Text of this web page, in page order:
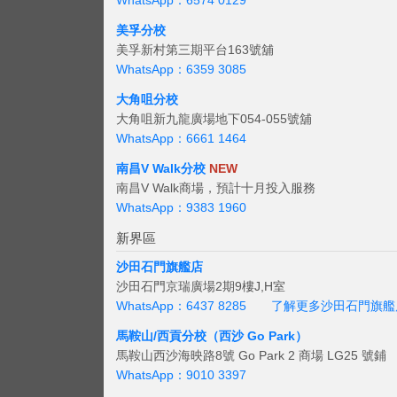
美孚分校
美孚新村第三期平台163號舖
WhatsApp：6359 3085
大角咀分校
大角咀新九龍廣場地下054-055號舖
WhatsApp：6661 1464
南昌V Walk分校 NEW
南昌V Walk商場，預計十月投入服務
WhatsApp：9383 1960
新界區
沙田石門旗艦店
沙田石門京瑞廣場2期9樓J,H室
WhatsApp：6437 8285
了解更多沙田石門旗
馬鞍山/西貢分校（西沙 Go Park）
馬鞍山西沙海映路8號 Go Park 2 商場 LG25 號鋪
WhatsApp：9010 3397